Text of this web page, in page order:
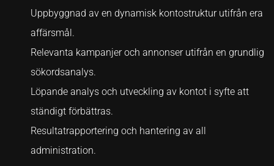
Uppbyggnad av en dynamisk kontostruktur utifrån era
affärsmål.
Relevanta kampanjer och annonser utifrån en grundlig
sökordsanalys.
Löpande analys och utveckling av kontot i syfte att
ständigt förbättras.
Resultatrapportering och hantering av all
administration.